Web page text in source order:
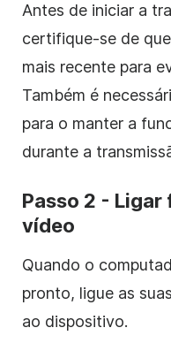
Antes de iniciar a
certifique-se de
mais recente para
Também é
para o manter a
durante a
Passo 2 - Ligar
vídeo
Quando o
pronto, ligue as
ao dispositivo.